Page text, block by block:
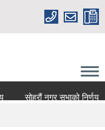
सोह्रौं नगर सभाको निर्णय